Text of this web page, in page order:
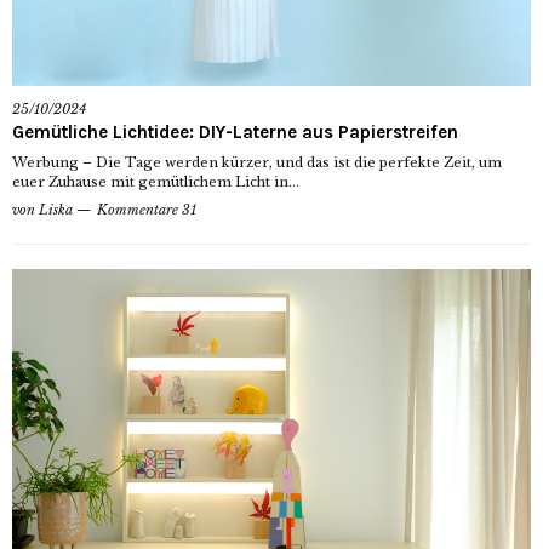
25/10/2024
Gemütliche Lichtidee: DIY-Laterne aus Papierstreifen
Werbung – Die Tage werden kürzer, und das ist die perfekte Zeit, um
euer Zuhause mit gemütlichem Licht in...
von Liska Kommentare 31